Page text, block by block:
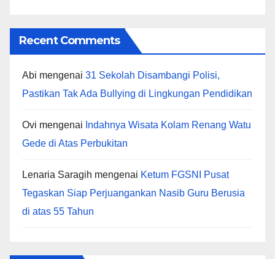
Recent Comments
Abi mengenai 31 Sekolah Disambangi Polisi,
Pastikan Tak Ada Bullying di Lingkungan Pendidikan
Ovi mengenai Indahnya Wisata Kolam Renang Watu
Gede di Atas Perbukitan
Lenaria Saragih mengenai Ketum FGSNI Pusat
Tegaskan Siap Perjuangankan Nasib Guru Berusia
di atas 55 Tahun